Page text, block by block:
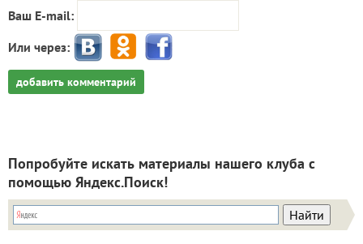
Ваш E-mail:
Или через:
добавить комментарий
Попробуйте искать материалы нашего клуба с
помощью Яндекс.Поиск!